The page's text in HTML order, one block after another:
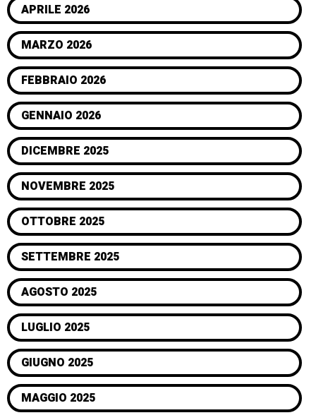
APRILE 2026
MARZO 2026
FEBBRAIO 2026
GENNAIO 2026
DICEMBRE 2025
NOVEMBRE 2025
OTTOBRE 2025
SETTEMBRE 2025
AGOSTO 2025
LUGLIO 2025
GIUGNO 2025
MAGGIO 2025